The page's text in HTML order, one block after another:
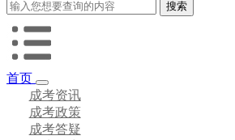
首页
成考资讯
成考政策
成考答疑